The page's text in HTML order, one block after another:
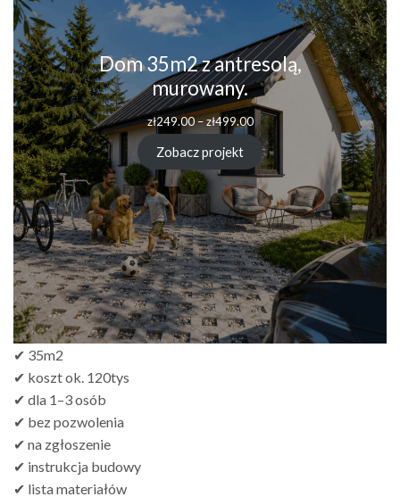
Dom 35m2 z antresolą,
murowany.
zł249.00–zł499.00
Zobacz projekt
✔ 35m2
✔ koszt ok. 120tys
✔ dla 1–3 osób
✔ bez pozwolenia
✔ na zgłoszenie
✔ instrukcja budowy
✔ lista materiałów